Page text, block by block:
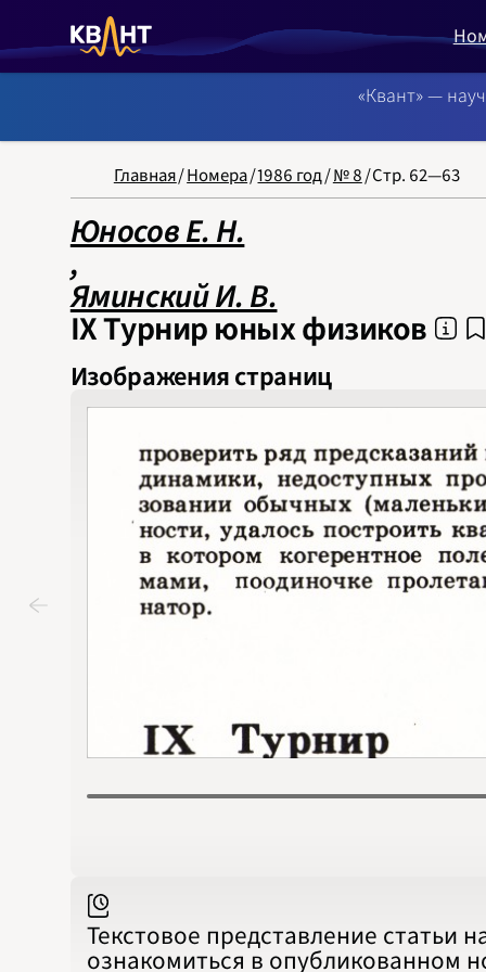
NB:
«Квант» —
Главная/Номера/1986 год/№ 8/Стр. 62—63
Юносов Е. Н.
‍,
Яминский И. В.
IX Турнир юных физиков
Изображения страниц
Текстовое представление статьи
ознакомиться в опубликованном